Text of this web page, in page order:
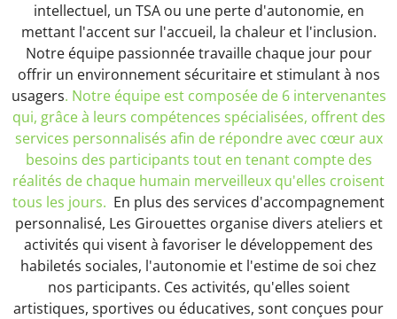
intellectuel, un TSA ou une perte d'autonomie, en
mettant l'accent sur l'accueil, la chaleur et l'inclusion.
Notre équipe passionnée travaille chaque jour pour
offrir un environnement sécuritaire et stimulant à nos
usagers. Notre équipe est composée de 6 intervenantes
qui, grâce à leurs compétences spécialisées, offrent des
services personnalisés afin de répondre avec cœur aux
besoins des participants tout en tenant compte des
réalités de chaque humain merveilleux qu'elles croisent
tous les jours. En plus des services d'accompagnement
personnalisé, Les Girouettes organise divers ateliers et
activités qui visent à favoriser le développement des
habiletés sociales, l'autonomie et l'estime de soi chez
nos participants. Ces activités, qu'elles soient
artistiques, sportives ou éducatives, sont conçues pour